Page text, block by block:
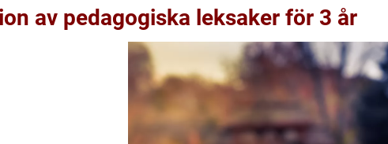
av pedagogiska leksaker för 3 år